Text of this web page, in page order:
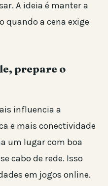
A ideia é manter a
quando a cena exige
prepare o
influencia a
e mais conectividade
um lugar com boa
cabo de rede. Isso
em jogos online.